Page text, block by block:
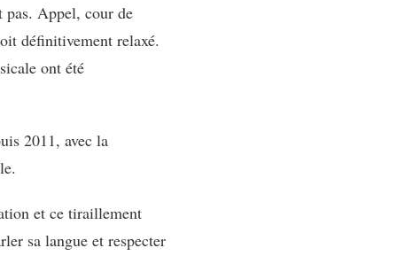
pas. Appel, cour de
définitivement relaxé.
ont été
2011, avec la
et ce tiraillement
sa langue et respecter